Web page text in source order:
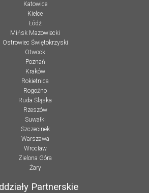
Katowice
Kielce
Łódź
Mińsk Mazowiecki
Ostrowiec Świętokrzyski
Otwock
Poznań
Kraków
Rokietnica
Rogoźno
Ruda Śląska
Rzeszów
Suwałki
Szczecinek
Warszawa
Wrocław
Zielona Góra
Żary
Partnerskie